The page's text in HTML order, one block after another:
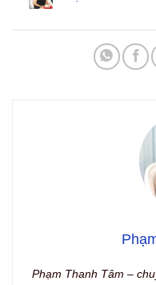
Phạm Thanh Tâm –